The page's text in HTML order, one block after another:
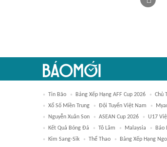
Tin Bão Bảng Xếp Hạng AFF Cup 2026 Chủ
Xổ Số Miền Trung
Đội Tuyển Việt Nam
Nguyễn Xuân Son
ASEAN Cup 2026 U17
Kết Quả Bóng Đá
Tô Lâm Malaysia Báo
Kim Sang-Sik
Thể Thao Bảng Xếp Hạng